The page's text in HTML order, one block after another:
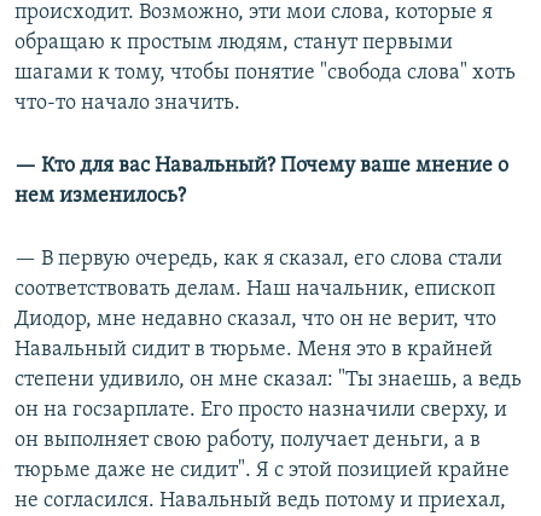
происходит. Возможно, эти мои слова, которые я
обращаю к простым людям, станут первыми
шагами к тому, чтобы понятие "свобода слова" хоть
что-то начало значить.
— Кто для вас Навальный? Почему ваше мнение о
нем изменилось?
— В первую очередь, как я сказал, его слова стали
соответствовать делам. Наш начальник, епископ
Диодор, мне недавно сказал, что он не верит, что
Навальный сидит в тюрьме. Меня это в крайней
степени удивило, он мне сказал: "Ты знаешь, а ведь
он на госзарплате. Его просто назначили сверху, и
он выполняет свою работу, получает деньги, а в
тюрьме даже не сидит". Я с этой позицией крайне
не согласился. Навальный ведь потому и приехал,